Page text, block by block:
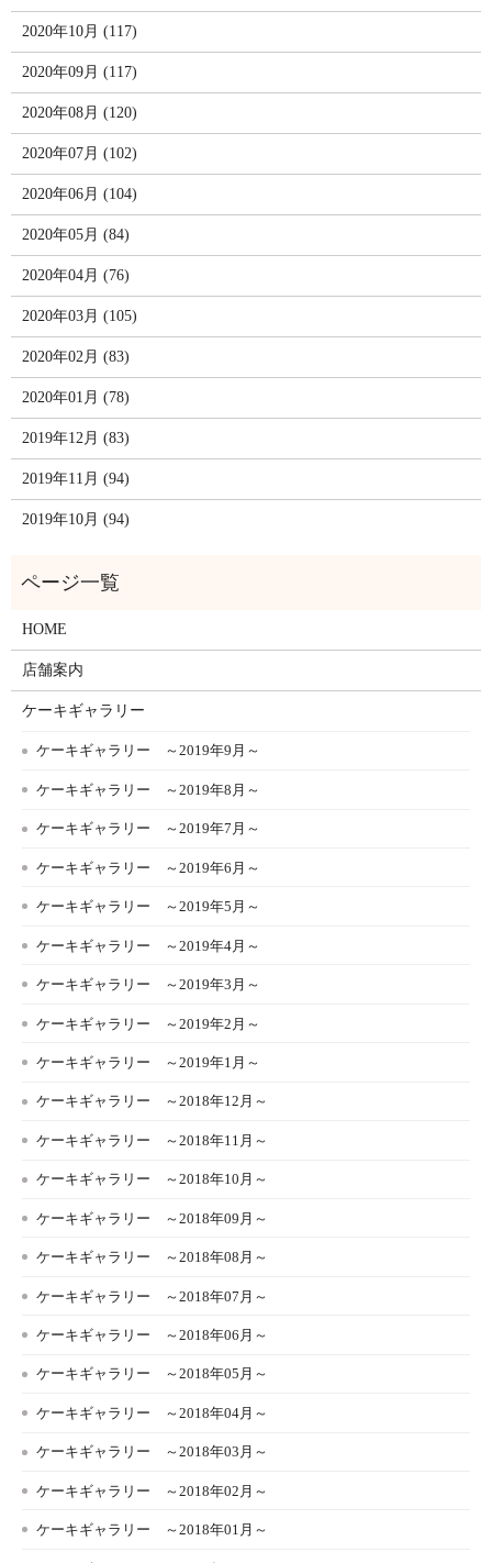
2020年10月 (117)
2020年09月 (117)
2020年08月 (120)
2020年07月 (102)
2020年06月 (104)
2020年05月 (84)
2020年04月 (76)
2020年03月 (105)
2020年02月 (83)
2020年01月 (78)
2019年12月 (83)
2019年11月 (94)
2019年10月 (94)
HOME
店舗案内
ケーキギャラリー
ケーキギャラリー ～2019年9月～
ケーキギャラリー ～2019年8月～
ケーキギャラリー ～2019年7月～
ケーキギャラリー ～2019年6月～
ケーキギャラリー ～2019年5月～
ケーキギャラリー ～2019年4月～
ケーキギャラリー ～2019年3月～
ケーキギャラリー ～2019年2月～
ケーキギャラリー ～2019年1月～
ケーキギャラリー ～2018年12月～
ケーキギャラリー ～2018年11月～
ケーキギャラリー ～2018年10月～
ケーキギャラリー ～2018年09月～
ケーキギャラリー ～2018年08月～
ケーキギャラリー ～2018年07月～
ケーキギャラリー ～2018年06月～
ケーキギャラリー ～2018年05月～
ケーキギャラリー ～2018年04月～
ケーキギャラリー ～2018年03月～
ケーキギャラリー ～2018年02月～
ケーキギャラリー ～2018年01月～